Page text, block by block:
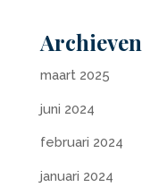
Archieven
maart 2025
juni 2024
februari 2024
januari 2024